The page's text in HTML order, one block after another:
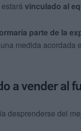
vinculado al
parte de la
medida acordada
a vender al
desprenderse del